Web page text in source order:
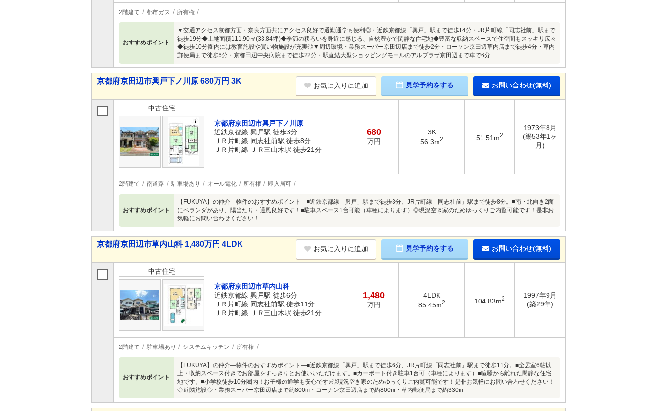
2階建て 都市ガス 所有権
おすすめポイント
▼交通アクセス京都方面・奈良方面共にアクセス良好で通勤通学も便利◎・近鉄京都線「興戸」駅まで徒歩14分・JR片町線「同志社前」駅まで
徒歩19分◆土地面積111.90㎡(33.84坪)◆季節の移ろいを身近に感じる、自然豊かで閑静な住宅地◆豊富な収納スペースで住空間もスッキリ広々
◆徒歩10分圏内には教育施設や買い物施設が充実◎▼周辺環境・業務スーパー京田辺店まで徒歩2分・ローソン京田辺草内店まで徒歩4分・草内
郵便局まで徒歩6分・京都田辺中央病院まで徒歩22分・駅直結大型ショッピングモールのアルプラザ京田辺まで車で6分
京都府京田辺市興戸下ノ川原 680万円 3K
お気に入りに追加 見学予約をする お問い合わせ(無料)
中古住宅
京都府京田辺市興戸下ノ川原
近鉄京都線 興戸駅 徒歩3分
ＪＲ片町線 同志社前駅 徒歩8分
ＪＲ片町線 ＪＲ三山木駅 徒歩21分
680
万円
3K
56.3m2 51.51m2
1973年8月
(築53年1ヶ
月)
2階建て 南道路 駐車場あり オール電化 所有権 即入居可
おすすめポイント
【FUKUYA】の仲介―物件のおすすめポイント―■近鉄京都線「興戸」駅まで徒歩3分、JR片町線「同志社前」駅まで徒歩8分。■南・北向き2面
にベランダがあり、陽当たり・通風良好です！■駐車スペース1台可能（車種によります）◎現況空き家のためゆっくりご内覧可能です！是非お
気軽にお問い合わせください！
京都府京田辺市草内山科 1,480万円 4LDK
お気に入りに追加 見学予約をする お問い合わせ(無料)
中古住宅
京都府京田辺市草内山科
近鉄京都線 興戸駅 徒歩6分
ＪＲ片町線 同志社前駅 徒歩11分
ＪＲ片町線 ＪＲ三山木駅 徒歩21分
1,480
万円
4LDK
85.45m2 104.83m2
1997年9月
(築29年)
2階建て 駐車場あり システムキッチン 所有権
おすすめポイント
【FUKUYA】の仲介―物件のおすすめポイント―■近鉄京都線「興戸」駅まで徒歩6分、JR片町線「同志社前」駅まで徒歩11分。■全居室6帖以
上・収納スペース付きでお部屋をすっきりとお使いいただけます。■カーポート付き駐車1台可（車種によります）■喧騒から離れた閑静な住宅
地です。■小学校徒歩10分圏内！お子様の通学も安心です♪◎現況空き家のためゆっくりご内覧可能です！是非お気軽にお問い合わせください！
◇近隣施設◇・業務スーパー京田辺店まで約800m・コーナン京田辺店まで約800m・草内郵便局まで約330m